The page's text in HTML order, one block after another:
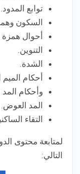
توابع المدود.
السكون
أحوال
التنوين.
الشدة.
أحكام الميم
وأحكام المد
المد العوض.
التقاء
لمتابعة محتوى
التالي: